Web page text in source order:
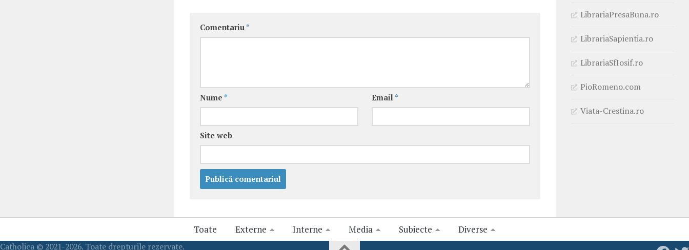
Comentariu *
Nume * Email *
Site web
LibrariaPresaBuna.ro
LibrariaSapientia.ro
LibrariaSfIosif.ro
PioRomeno.com
Viata-Crestina.ro
Toate Externe Interne Media Subiecte Diverse
Catholica © 2021-2026. Toate drepturile rezervate.